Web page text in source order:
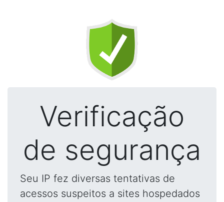
Verificação
de segurança
Seu IP fez diversas tentativas de
acessos suspeitos a sites hospedados